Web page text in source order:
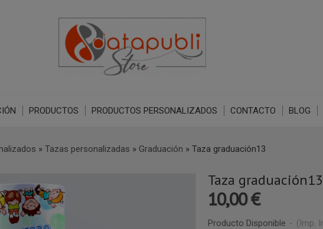
PRODUCTOS PRODUCTOS PERSONALIZADOS CONTACTO BLOG
» Tazas personalizadas » Graduación » Taza graduación13
Taza graduación13
10,00 €
Producto Disponible - (Imp.